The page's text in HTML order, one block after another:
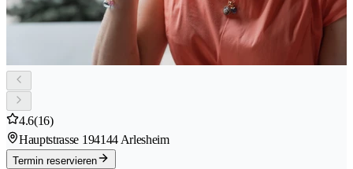
4.6(16)
Hauptstrasse 194144 Arlesheim
Termin reservieren